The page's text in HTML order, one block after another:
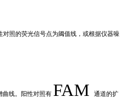
照的荧光信号点为阈值线，或根据仪器噪
曲线。阳性对照有 FAM通道的扩